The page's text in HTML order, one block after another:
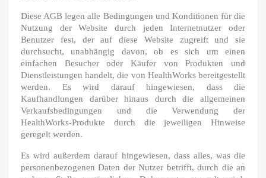
Diese AGB legen alle Bedingungen und Konditionen für die
Nutzung der Website durch jeden Internetnutzer oder
Benutzer fest, der auf diese Website zugreift und sie
durchsucht, unabhängig davon, ob es sich um einen
einfachen Besucher oder Käufer von Produkten und
Dienstleistungen handelt, die von HealthWorks bereitgestellt
werden. Es wird darauf hingewiesen, dass die
Kaufhandlungen darüber hinaus durch die allgemeinen
Verkaufsbedingungen und die Verwendung der
HealthWorks-Produkte durch die jeweiligen Hinweise
geregelt werden.
Es wird außerdem darauf hingewiesen, dass alles, was die
personenbezogenen Daten der Nutzer betrifft, durch die an